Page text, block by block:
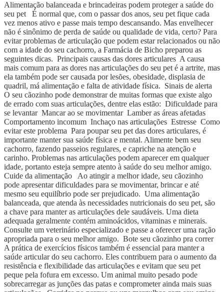
Alimentação balanceada e brincadeiras podem proteger a saúde do
seu pet É normal que, com o passar dos anos, seu pet fique cada
vez menos ativo e passe mais tempo descansando. Mas envelhecer
não é sinônimo de perda de saúde ou qualidade de vida, certo? Para
evitar problemas de articulação que podem estar relacionados ou não
com a idade do seu cachorro, a Farmácia de Bicho preparou as
seguintes dicas. Principais causas das dores articulares A causa
mais comum para as dores nas articulações do seu pet é a artrite, mas
ela também pode ser causada por lesões, obesidade, displasia de
quadril, má alimentação e falta de atividade física. Sinais de alerta
O seu cãozinho pode demonstrar de muitas formas que existe algo
de errado com suas articulações, dentre elas estão: Dificuldade para
se levantar Mancar ao se movimentar Lamber as áreas afetadas
Comportamento incomum Inchaço nas articulações Estresse Como
evitar este problema Para poupar seu pet das dores articulares, é
importante manter sua saúde física e mental. Alimente bem seu
cachorro, fazendo passeios regulares, e capriche na atenção e
carinho. Problemas nas articulações podem aparecer em qualquer
idade, portanto esteja sempre atento à saúde do seu melhor amigo.
Cuide da alimentação Ao atingir a melhor idade, seu cãozinho
pode apresentar dificuldades para se movimentar, brincar e até
mesmo seu equilíbrio pode ser prejudicado. Uma alimentação
balanceada, que atenda às necessidades nutricionais do seu pet, são
a chave para manter as articulações dele saudáveis. Uma dieta
adequada geralmente contém aminoácidos, vitaminas e minerais.
Consulte um veterinário especializado e passe a oferecer uma ração
apropriada para o seu melhor amigo. Bote seu cãozinho pra correr
A prática de exercícios físicos também é essencial para manter a
saúde articular do seu cachorro. Eles contribuem para o aumento da
resistência e flexibilidade das articulações e evitam que seu pet
peque pela fofura em excesso. Um animal muito pesado pode
sobrecarregar as junções das patas e comprometer ainda mais suas